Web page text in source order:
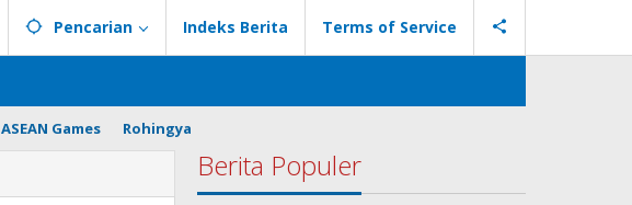
Pencarian Indeks Berita Terms of Service
ASEAN Games Rohingya
Berita Populer